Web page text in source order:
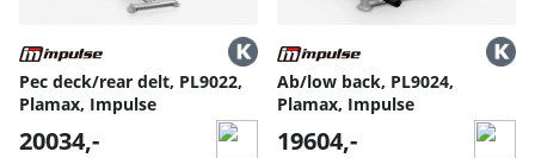
Pec deck/rear delt, PL9022,
Plamax, Impulse
20034,-
Ab/low back, PL9024,
Plamax, Impulse
19604,-